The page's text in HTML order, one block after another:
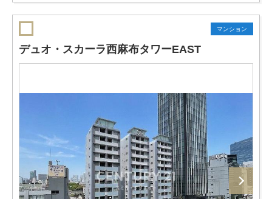
マンション
デュオ・スカーラ西麻布タワーEAST